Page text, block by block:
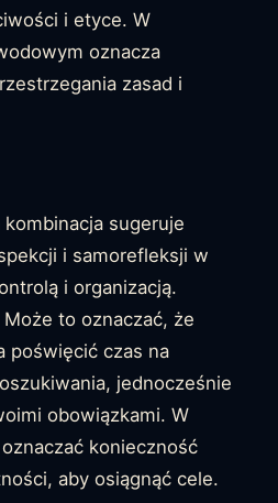
i etyce. W
oznacza
zasad i
kombinacja sugeruje
i samorefleksji w
i organizacją.
Może to oznaczać, że
poświęcić czas na
jednocześnie
obowiązkami. W
konieczność
aby osiągnąć cele.